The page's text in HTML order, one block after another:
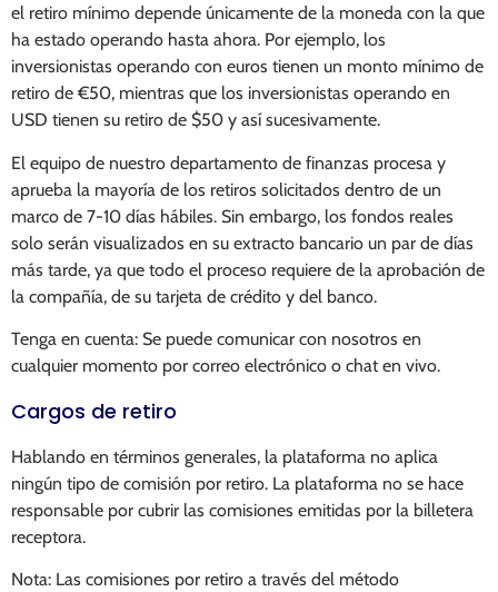
el retiro mínimo depende únicamente de la moneda con la que
ha estado operando hasta ahora. Por ejemplo, los
inversionistas operando con euros tienen un monto mínimo de
retiro de €50, mientras que los inversionistas operando en
USD tienen su retiro de $50 y así sucesivamente.
El equipo de nuestro departamento de finanzas procesa y
aprueba la mayoría de los retiros solicitados dentro de un
marco de 7-10 días hábiles. Sin embargo, los fondos reales
solo serán visualizados en su extracto bancario un par de días
más tarde, ya que todo el proceso requiere de la aprobación de
la compañía, de su tarjeta de crédito y del banco.
Tenga en cuenta: Se puede comunicar con nosotros en
cualquier momento por correo electrónico o chat en vivo.
Cargos de retiro
Hablando en términos generales, la plataforma no aplica
ningún tipo de comisión por retiro. La plataforma no se hace
responsable por cubrir las comisiones emitidas por la billetera
receptora.
Nota: Las comisiones por retiro a través del método